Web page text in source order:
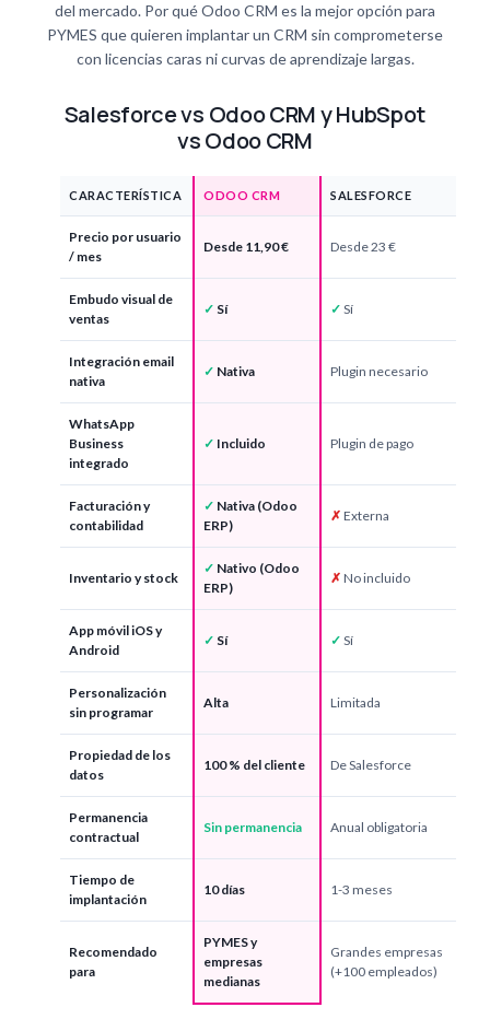
del mercado. Por qué Odoo CRM es la mejor opción para
PYMES que quieren implantar un CRM sin comprometerse
con licencias caras ni curvas de aprendizaje largas.
Salesforce vs Odoo CRM y HubSpot
vs Odoo CRM
CARACTERÍSTICA ODOO CRM SALESFORCE
Precio por usuario
/ mes
Desde 11,90 € Desde 23 €
Embudo visual de
ventas
✓ Sí ✓ Sí
Integración email
nativa
✓ Nativa Plugin necesario
WhatsApp
Business
integrado
✓ Incluido Plugin de pago
Facturación y
contabilidad
✓ Nativa (Odoo
ERP)
✗ Externa
Inventario y stock
✓ Nativo (Odoo
ERP)
✗ No incluido
App móvil iOS y
Android
✓ Sí ✓ Sí
Personalización
sin programar
Alta Limitada
Propiedad de los
datos
100 % del cliente De Salesforce
Permanencia
contractual
Sin permanencia Anual obligatoria
Tiempo de
implantación
10 días 1-3 meses
Recomendado
para
PYMES y
empresas
medianas
Grandes empresas
(+100 empleados)